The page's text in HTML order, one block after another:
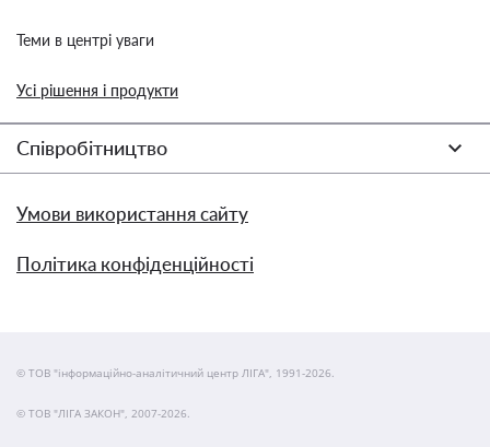
Теми в центрі уваги
Усі рішення і продукти
Співробітництво
Умови використання сайту
Політика конфіденційності
© ТОВ "інформаційно-аналітичний центр ЛІГА", 1991-2026.
© ТОВ "ЛІГА ЗАКОН", 2007-2026.